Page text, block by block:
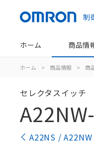
制
ホーム 商品情
ホーム > 商品情報 > 商
セレクタスイッチ
A22NS /